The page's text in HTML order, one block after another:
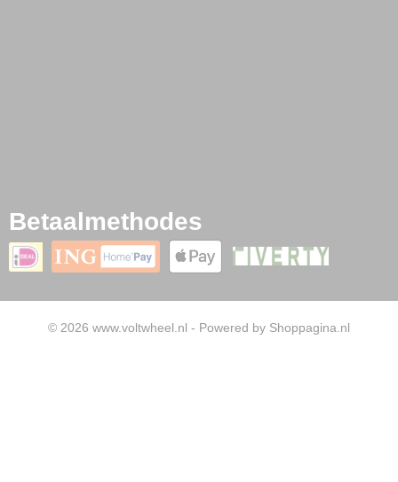
Betaalmethodes
© 2026 www.voltwheel.nl - Powered by Shoppagina.nl